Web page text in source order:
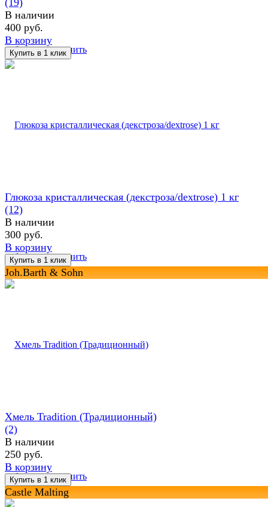
избранное сравнить
В наличии
400 руб.
В корзину
избранное сравнить
Глюкоза кристаллическая (декстроза/dextrose) 1 кг
(12)
В наличии
300 руб.
В корзину
Joh.Barth & Sohn
избранное сравнить
Хмель Tradition (Традиционный)
(2)
В наличии
250 руб.
В корзину
Castle Malting